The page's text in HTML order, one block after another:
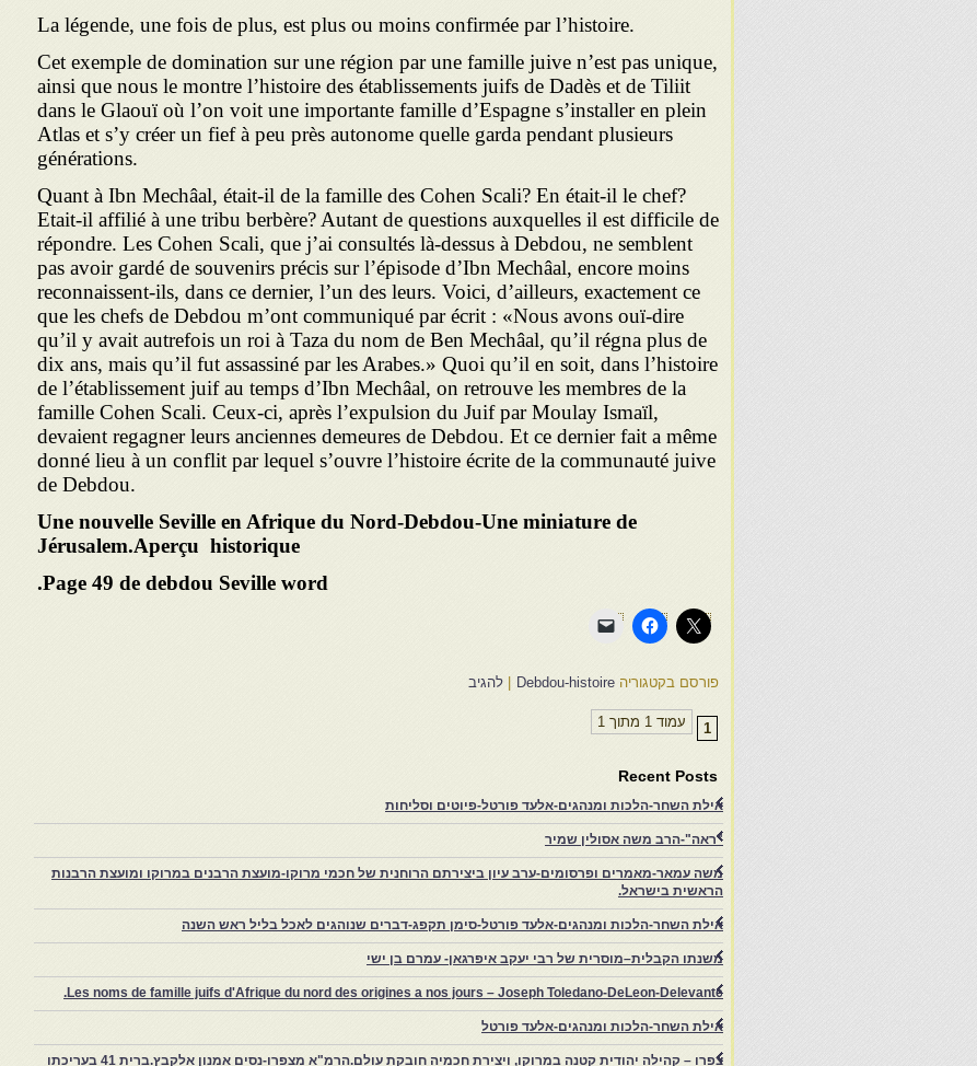
La légende, une fois de plus, est plus ou moins confirmée par l’his­toire.
Cet exemple de domination sur une région par une famille juive n’est pas unique,
ainsi que nous le montre l’histoire des établissements juifs de Dadès et de Tiliit
dans le Glaouï où l’on voit une importante famille d’Espagne s’installer en plein
Atlas et s’y créer un fief à peu près autonome quelle garda pendant plusieurs
générations.
Quant à Ibn Mechâal, était-il de la famille des Cohen Scali? En était-il le chef?
Etait-il affilié à une tribu berbère? Autant de questions auxquelles il est difficile de
répondre. Les Cohen Scali, que j’ai con­sultés là-dessus à Debdou, ne semblent
pas avoir gardé de souvenirs précis sur l’épisode d’Ibn Mechâal, encore moins
reconnaissent-ils, dans ce dernier, l’un des leurs. Voici, d’ailleurs, exactement ce
que les chefs de Debdou m’ont communiqué par écrit : «Nous avons ouï-dire
qu’il y avait autrefois un roi à Taza du nom de Ben Mechâal, qu’il régna plus de
dix ans, mais qu’il fut assassiné par les Arabes.» Quoi qu’il en soit, dans l’histoire
de l’établissement juif au temps d’Ibn Mechâal, on retrouve les membres de la
famille Cohen Scali. Ceux-ci, après l’expulsion du Juif par Moulay Ismaïl,
devaient regagner leurs anciennes demeures de Debdou. Et ce dernier fait a même
donné lieu à un conflit par lequel s’ouvre l’histoire écrite de la communauté juive
de Debdou.
Une nouvelle Seville en Afrique du Nord-Debdou-Une miniature de
Jérusalem.Aperçu historique
Page 49 de debdou Seville word.
פורסם בקטגוריה Debdou-histoire להגיב
עמוד 1 מתוך 1 1
Recent Posts
אילת השחר-הלכות ומנהגים-אלעד פורטל-פיוטים וסליחות
"ראה"-הרב משה אסולין שמיר
משה עמאר-מאמרים ופרסומים-ערב עיון ביצירתם הרוחנית של חכמי מרוקו-מועצת הרבנים במרוקו ומועצת הרבנות
הראשית בישראל.
אילת השחר-הלכות ומנהגים-אלעד פורטל-סימן תקפג-דברים שנוהגים לאכל בליל ראש השנה
משנתו הקבלית–מוסרית של רבי יעקב איפרגאן- עמרם בן ישי
Les noms de famille juifs d'Afrique du nord des origines a nos jours – Joseph Toledano-DeLeon-Delevante.
אילת השחר-הלכות ומנהגים-אלעד פורטל
צפרו – קהילה יהודית קטנה במרוקו, ויצירת חכמיה חובקת עולם.הרמ"א מצפרו-נסים אמנון אלקבץ.ברית 41 בעריכתו